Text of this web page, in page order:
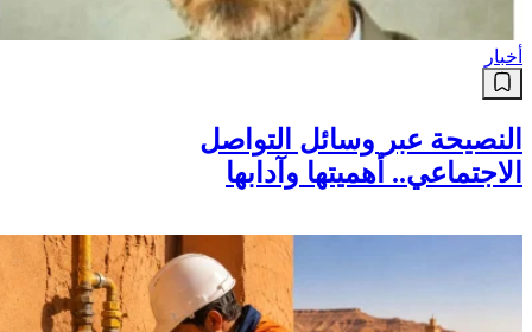
أخبار
النصيحة عبر وسائل التواصل
الاجتماعي.. أهميتها وآدابها